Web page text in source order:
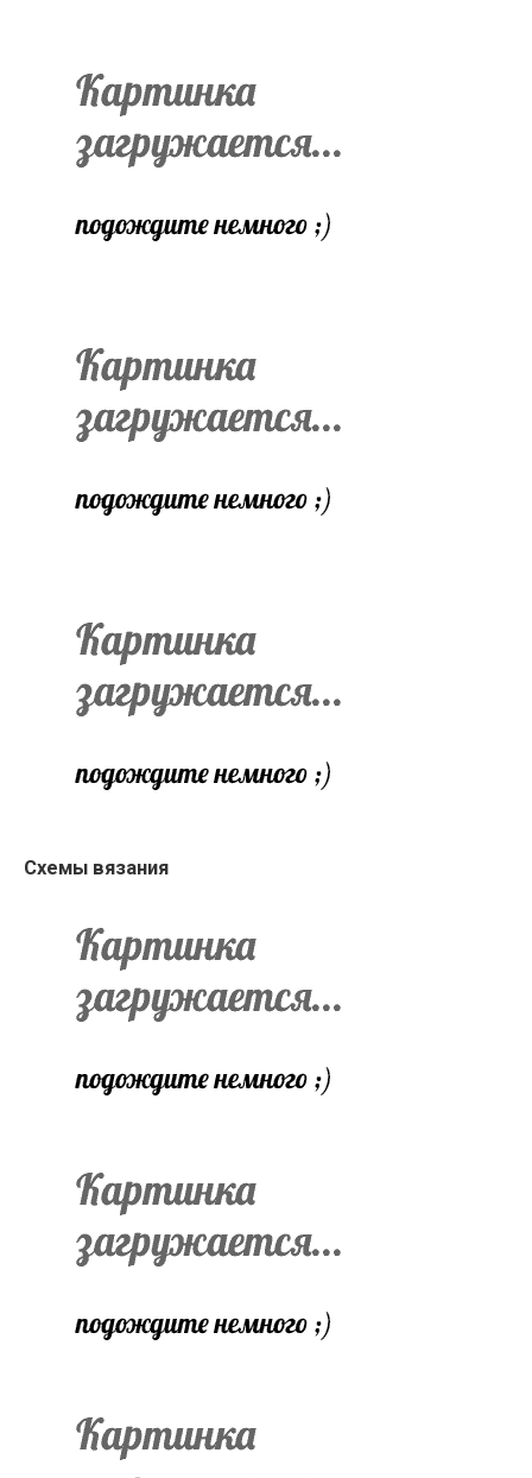
Схемы вязания